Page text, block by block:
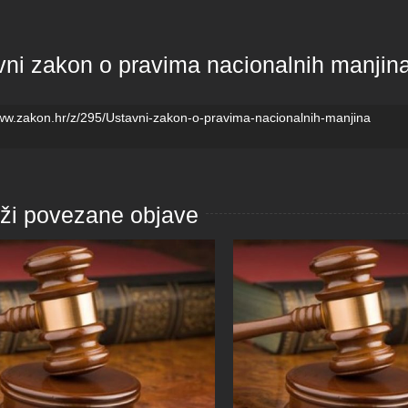
zakon o pravima nacionalnih
z/295/Ustavni-zakon-o-pravima-nacionalnih-manjina
povezane objave